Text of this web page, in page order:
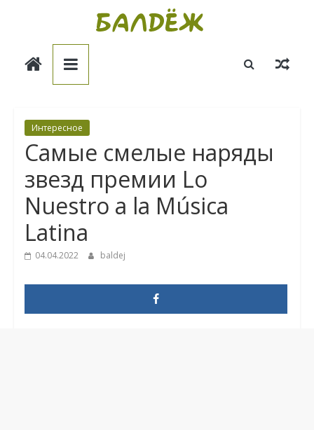
Балдёж
Интересное
Самые смелые наряды
звезд премии Lo
Nuestro a la Música
Latina
04.04.2022 baldej